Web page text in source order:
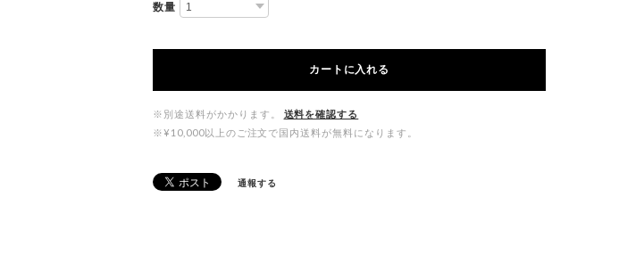
数量
カートに入れる
※別途送料がかかります。
送料を確認する
※¥10,000以上のご注文で国内送料が無料になります。
通報する